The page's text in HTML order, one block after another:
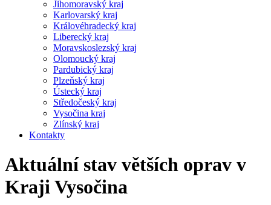
Jihomoravský kraj
Karlovarský kraj
Královéhradecký kraj
Liberecký kraj
Moravskoslezský kraj
Olomoucký kraj
Pardubický kraj
Plzeňský kraj
Ústecký kraj
Středočeský kraj
Vysočina kraj
Zlínský kraj
Kontakty
Aktuální stav větších oprav v
Kraji Vysočina